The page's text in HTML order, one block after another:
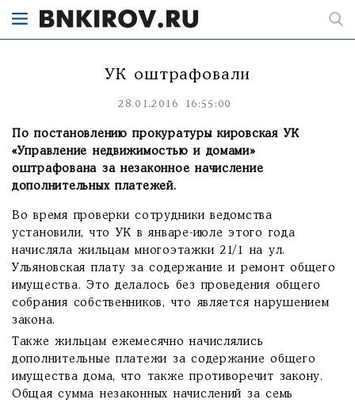
УК оштрафовали
28.01.2016 16:55:00
По постановлению прокуратуры кировская УК
«Управление недвижимостью и домами»
оштрафована за незаконное начисление
дополнительных платежей.
Во время проверки сотрудники ведомства
установили, что УК в январе-июле этого года
начисляла жильцам многоэтажки 21/1 на ул.
Ульяновская плату за содержание и ремонт общего
имущества. Это делалось без проведения общего
собрания собственников, что является нарушением
закона.
Также жильцам ежемесячно начислялись
дополнительные платежи за содержание общего
имущества дома, что также противоречит закону.
Общая сумма незаконных начислений за семь